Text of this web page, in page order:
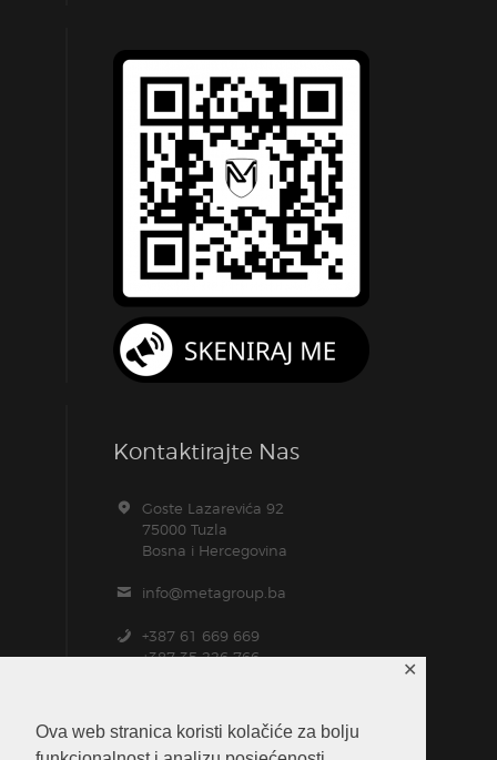
Ova web stranica koristi kolačiće za bolju
✕
Kontaktirajte Nas
Goste Lazarevića 92
75000 Tuzla
Bosna i Hercegovina
info@metagroup.ba
+387 61 669 669
+387 35 226 766